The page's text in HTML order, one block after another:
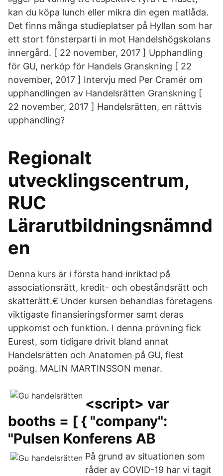
kan du köpa lunch eller mikra din egen matlåda.
Det finns många studieplatser på Hyllan som har
ett stort fönsterparti in mot Handelshögskolans
innergård. [ 22 november, 2017 ] Upphandling
för GU, nerköp för Handels Granskning [ 22
november, 2017 ] Intervju med Per Cramér om
upphandlingen av Handelsrätten Granskning [
22 november, 2017 ] Handelsrätten, en rättvis
upphandling?
Regionalt
utvecklingscentrum,
RUC
Lärarutbildningsnämnd
en
Denna kurs är i första hand inriktad på
associationsrätt, kredit- och obeståndsrätt och
skatterätt.€ Under kursen behandlas företagens
viktigaste finansieringsformer samt deras
uppkomst och funktion. I denna prövning fick
Eurest, som tidigare drivit bland annat
Handelsrätten och Anatomen på GU, flest
poäng. MALIN MARTINSSON menar.
<script> var
booths = [ { "company":
"Pulsen Konferens AB
På grund av situationen som
råder av COVID-19 har vi tagit